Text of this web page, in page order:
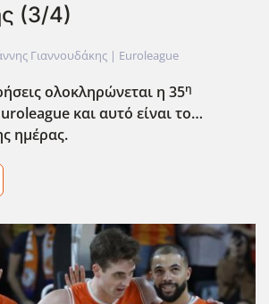
(3/4)
Γιαννουδάκης | Euroleague
ολοκληρώνεται η 35η
και αυτό είναι το…
ημέρας.